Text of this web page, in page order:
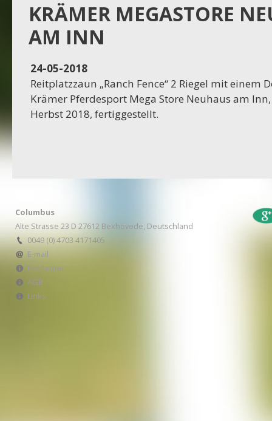
Projekt Dassel
16-11-2023
16-10-2023
Projekt Bexhövede
17-08-2023
Projekt Korea
29-06-2023
Projekt Italien
KRÄMER MEGASTORE
AM INN
24-05-2018
Reitplatzzaun „Ranch Fence“ 2 Riegel mit einem
Krämer Pferdesport Mega Store Neuhaus am
Herbst 2018, fertiggestellt.
Columbus
Alte Strasse 23 D 27612 Bexhövede, Deutschland
0049 (0) 4703 4171405
E-mail
Disclaimer
AGB
Links